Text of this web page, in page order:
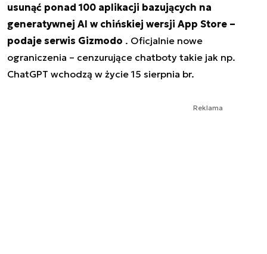
usunąć ponad 100 aplikacji bazujących na
generatywnej AI w chińskiej wersji App Store –
podaje serwis Gizmodo . Oficjalnie nowe
ograniczenia – cenzurujące chatboty takie jak np.
ChatGPT wchodzą w życie 15 sierpnia br.
Reklama